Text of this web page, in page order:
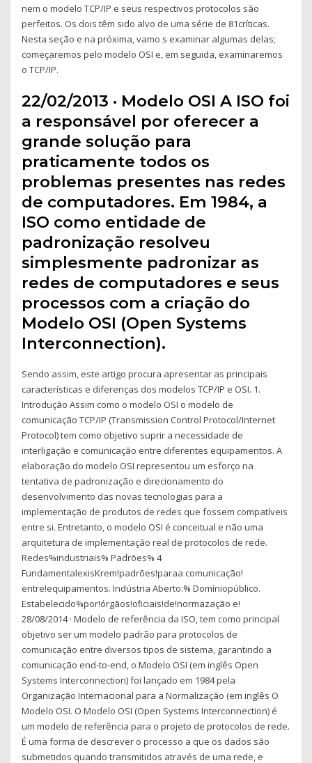
nem o modelo TCP/IP e seus respectivos protocolos são
perfeitos. Os dois têm sido alvo de uma série de 81críticas.
Nesta seção e na próxima, vamo s examinar algumas delas;
começaremos pelo modelo OSI e, em seguida, examinaremos
o TCP/IP.
22/02/2013 · Modelo OSI A ISO foi
a responsável por oferecer a
grande solução para
praticamente todos os
problemas presentes nas redes
de computadores. Em 1984, a
ISO como entidade de
padronização resolveu
simplesmente padronizar as
redes de computadores e seus
processos com a criação do
Modelo OSI (Open Systems
Interconnection).
Sendo assim, este artigo procura apresentar as principais
características e diferenças dos modelos TCP/IP e OSI. 1.
Introdução Assim como o modelo OSI o modelo de
comunicação TCP/IP (Transmission Control Protocol/Internet
Protocol) tem como objetivo suprir a necessidade de
interligação e comunicação entre diferentes equipamentos. A
elaboração do modelo OSI representou um esforço na
tentativa de padronização e direcionamento do
desenvolvimento das novas tecnologias para a
implementação de produtos de redes que fossem compatíveis
entre si. Entretanto, o modelo OSI é conceitual e não uma
arquitetura de implementação real de protocolos de rede.
Redes%industriais% Padrões% 4
FundamentalexisKrem!padrões!paraa comunicação!
entre!equipamentos. Indústria Aberto:% Domíniopúblico.
Estabelecido%por!órgãos!oﬁciais!de!normazação e!
28/08/2014 · Modelo de referência da ISO, tem como principal
objetivo ser um modelo padrão para protocolos de
comunicação entre diversos tipos de sistema, garantindo a
comunicação end-to-end, o Modelo OSI (em inglês Open
Systems Interconnection) foi lançado em 1984 pela
Organização Internacional para a Normalização (em inglês O
Modelo OSI. O Modelo OSI (Open Systems Interconnection) é
um modelo de referência para o projeto de protocolos de rede.
É uma forma de descrever o processo a que os dados são
submetidos quando transmitidos através de uma rede, e